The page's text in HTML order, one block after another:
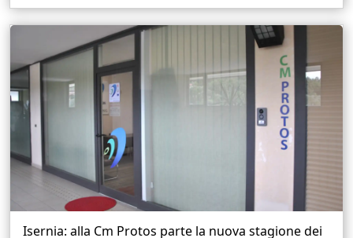
Isernia: alla Cm Protos parte la nuova stagione dei